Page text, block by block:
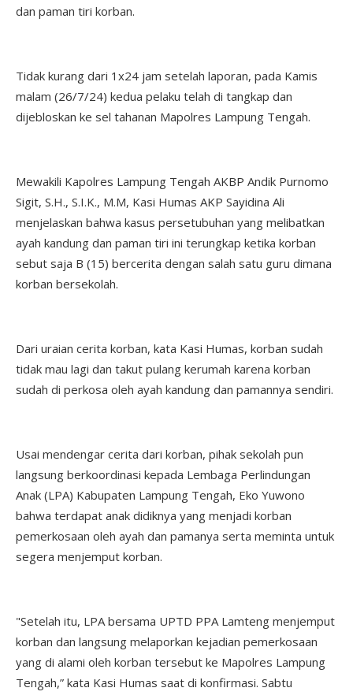
dan paman tiri korban.
Tidak kurang dari 1x24 jam setelah laporan, pada Kamis
malam (26/7/24) kedua pelaku telah di tangkap dan
dijebloskan ke sel tahanan Mapolres Lampung Tengah.
Mewakili Kapolres Lampung Tengah AKBP Andik Purnomo
Sigit, S.H., S.I.K., M.M, Kasi Humas AKP Sayidina Ali
menjelaskan bahwa kasus persetubuhan yang melibatkan
ayah kandung dan paman tiri ini terungkap ketika korban
sebut saja B (15) bercerita dengan salah satu guru dimana
korban bersekolah.
Dari uraian cerita korban, kata Kasi Humas, korban sudah
tidak mau lagi dan takut pulang kerumah karena korban
sudah di perkosa oleh ayah kandung dan pamannya sendiri.
Usai mendengar cerita dari korban, pihak sekolah pun
langsung berkoordinasi kepada Lembaga Perlindungan
Anak (LPA) Kabupaten Lampung Tengah, Eko Yuwono
bahwa terdapat anak didiknya yang menjadi korban
pemerkosaan oleh ayah dan pamanya serta meminta untuk
segera menjemput korban.
"Setelah itu, LPA bersama UPTD PPA Lamteng menjemput
korban dan langsung melaporkan kejadian pemerkosaan
yang di alami oleh korban tersebut ke Mapolres Lampung
Tengah,” kata Kasi Humas saat di konfirmasi. Sabtu